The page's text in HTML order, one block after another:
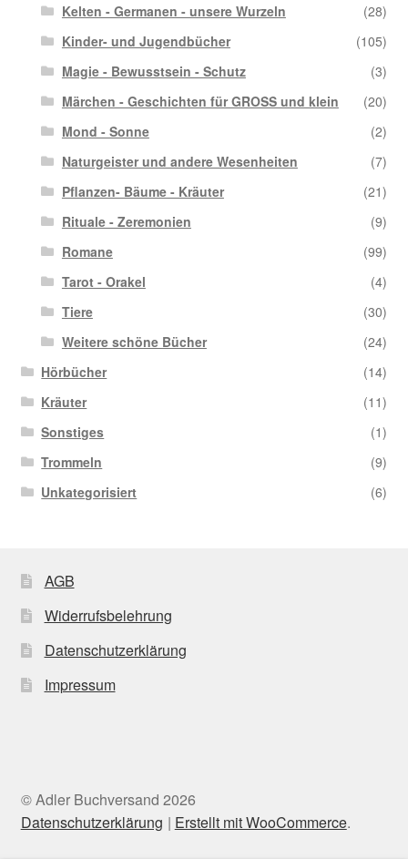
Kelten - Germanen - unsere Wurzeln
(28)
Kinder- und Jugendbücher
(105)
Magie - Bewusstsein - Schutz
(3)
Märchen - Geschichten für GROSS und klein
(20)
Mond - Sonne
(2)
Naturgeister und andere Wesenheiten
(7)
Pflanzen- Bäume - Kräuter
(21)
Rituale - Zeremonien
(9)
Romane
(99)
Tarot - Orakel
(4)
Tiere
(30)
Weitere schöne Bücher
(24)
Hörbücher
(14)
Kräuter
(11)
Sonstiges
(1)
Trommeln
(9)
Unkategorisiert
(6)
AGB
Widerrufsbelehrung
Datenschutzerklärung
Impressum
© Adler Buchversand 2026
Datenschutzerklärung
Erstellt mit WooCommerce.